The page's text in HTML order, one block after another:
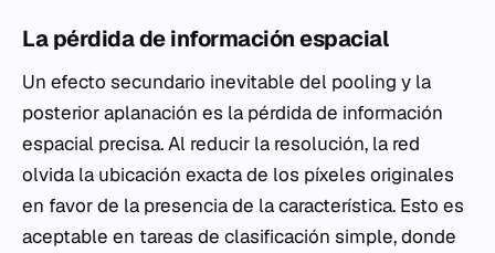
La pérdida de información espacial
Un efecto secundario inevitable del pooling y la
posterior aplanación es la pérdida de información
espacial precisa. Al reducir la resolución, la red
olvida la ubicación exacta de los píxeles originales
en favor de la presencia de la característica. Esto es
aceptable en tareas de clasificación simple, donde